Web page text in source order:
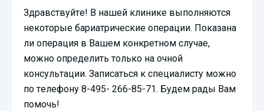
Здравствуйте! В нашей клинике выполняются
некоторые бариатрические операции. Показана
ли операция в Вашем конкретном случае,
можно определить только на очной
консультации. Записаться к специалисту можно
по телефону 8-495- 266-85-71. Будем рады Вам
помочь!